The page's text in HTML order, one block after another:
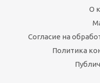
О
Согласие на
Политика